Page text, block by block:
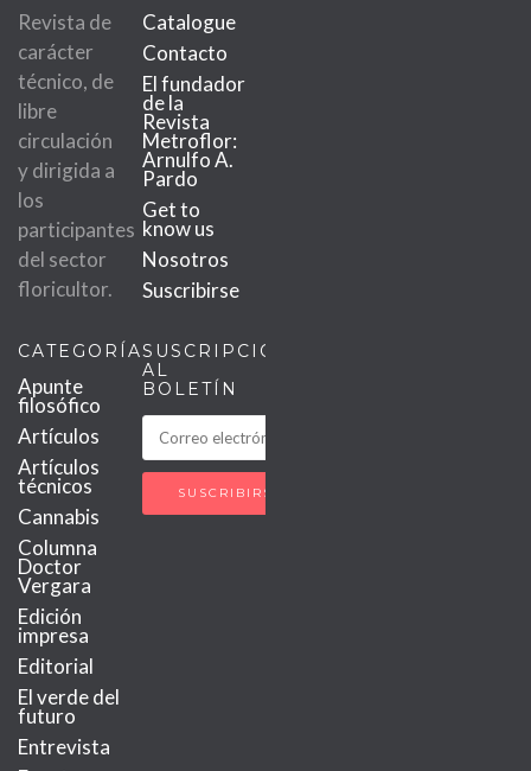
Revista de
carácter
técnico, de
libre
circulación
y dirigida a
los
participantes
del sector
floricultor.
Catalogue
Contacto
El fundador
de la
Revista
Metroflor:
Arnulfo A.
Pardo
Get to
know us
Nosotros
Suscribirse
CATEGORÍAS
Apunte
filosófico
Artículos
Artículos
técnicos
Cannabis
Columna
Doctor
Vergara
Edición
impresa
Editorial
El verde del
futuro
Entrevista
SUSCRIPCIÓN
AL
BOLETÍN